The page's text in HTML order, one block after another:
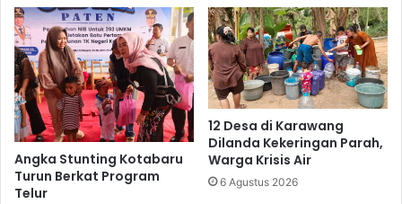
Angka Stunting Kotabaru
Turun Berkat Program
Telur
12 Desa di Karawang
Dilanda Kekeringan Parah,
Warga Krisis Air
6 Agustus 2026